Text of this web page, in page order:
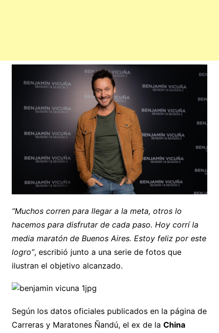
“Muchos corren para llegar a la meta, otros lo
hacemos para disfrutar de cada paso. Hoy corrí la
media maratón de Buenos Aires. Estoy feliz por este
logro”, escribió junto a una serie de fotos que
ilustran el objetivo alcanzado.
Según los datos oficiales publicados en la página de
Carreras y Maratones Ñandú, el ex de la China